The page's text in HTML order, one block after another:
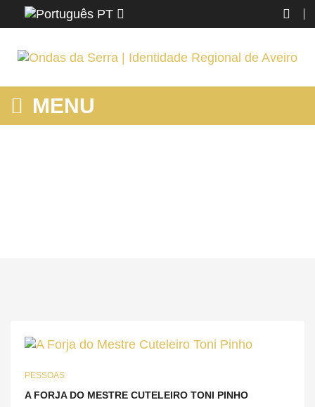
PT
MENU
PESSOAS
A FORJA DO MESTRE CUTELEIRO TONI PINHO